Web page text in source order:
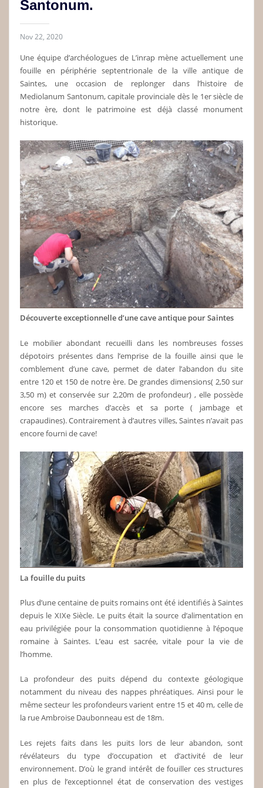
Santonum.
Nov 22, 2020
Une équipe d’archéologues de L’inrap mène actuellement une
fouille en périphérie septentrionale de la ville antique de
Saintes, une occasion de replonger dans l’histoire de
Mediolanum Santonum, capitale provinciale dès le 1er siècle de
notre ère, dont le patrimoine est déjà classé monument
historique.
Découverte exceptionnelle d’une cave antique pour Saintes
Le mobilier abondant recueilli dans les nombreuses fosses
dépotoirs présentes dans l’emprise de la fouille ainsi que le
comblement d’une cave, permet de dater l’abandon du site
entre 120 et 150 de notre ère. De grandes dimensions( 2,50 sur
3,50 m) et conservée sur 2,20m de profondeur) , elle possède
encore ses marches d’accès et sa porte ( jambage et
crapaudines). Contrairement à d’autres villes, Saintes n’avait pas
encore fourni de cave!
La fouille du puits
Plus d’une centaine de puits romains ont été identifiés à Saintes
depuis le XIXe Siècle. Le puits était la source d’alimentation en
eau privilégiée pour la consommation quotidienne à l’époque
romaine à Saintes. L’eau est sacrée, vitale pour la vie de
l’homme.
La profondeur des puits dépend du contexte géologique
notamment du niveau des nappes phréatiques. Ainsi pour le
même secteur les profondeurs varient entre 15 et 40 m, celle de
la rue Ambroise Daubonneau est de 18m.
Les rejets faits dans les puits lors de leur abandon, sont
révélateurs du type d’occupation et d’activité de leur
environnement. D’où le grand intérêt de fouiller ces structures
en plus de l’exceptionnel état de conservation des vestiges